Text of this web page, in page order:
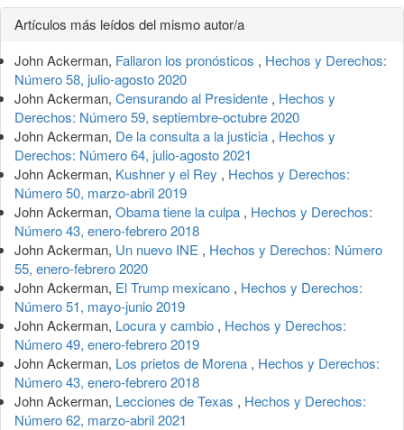
Detalles
del
artículo
Artículos más leídos del mismo autor/a
John Ackerman, Fallaron los pronósticos , Hechos y Derechos:
Número 58, julio-agosto 2020
John Ackerman, Censurando al Presidente , Hechos y
Derechos: Número 59, septiembre-octubre 2020
John Ackerman, De la consulta a la justicia , Hechos y
Derechos: Número 64, julio-agosto 2021
John Ackerman, Kushner y el Rey , Hechos y Derechos:
Número 50, marzo-abril 2019
John Ackerman, Obama tiene la culpa , Hechos y Derechos:
Número 43, enero-febrero 2018
John Ackerman, Un nuevo INE , Hechos y Derechos: Número
55, enero-febrero 2020
John Ackerman, El Trump mexicano , Hechos y Derechos:
Número 51, mayo-junio 2019
John Ackerman, Locura y cambio , Hechos y Derechos:
Número 49, enero-febrero 2019
John Ackerman, Los prietos de Morena , Hechos y Derechos:
Número 43, enero-febrero 2018
John Ackerman, Lecciones de Texas , Hechos y Derechos:
Número 62, marzo-abril 2021